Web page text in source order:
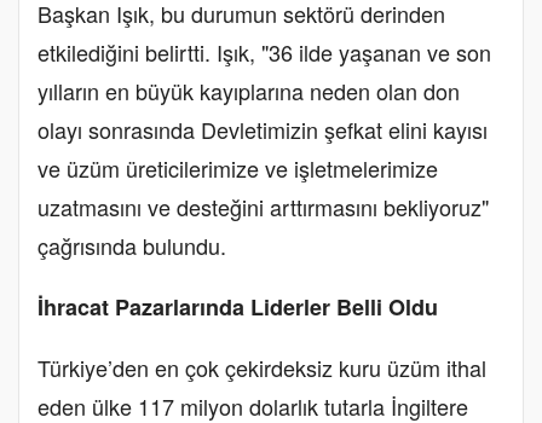
Başkan Işık, bu durumun sektörü derinden
etkilediğini belirtti. Işık, "36 ilde yaşanan ve son
yılların en büyük kayıplarına neden olan don
olayı sonrasında Devletimizin şefkat elini kayısı
ve üzüm üreticilerimize ve işletmelerimize
uzatmasını ve desteğini arttırmasını bekliyoruz"
çağrısında bulundu.
İhracat Pazarlarında Liderler Belli Oldu
Türkiye’den en çok çekirdeksiz kuru üzüm ithal
eden ülke 117 milyon dolarlık tutarla İngiltere